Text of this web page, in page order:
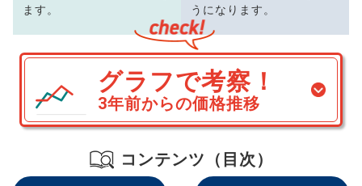
ます。
うになります。
グラフで考察！
3年前からの価格推移
コンテンツ（目次）